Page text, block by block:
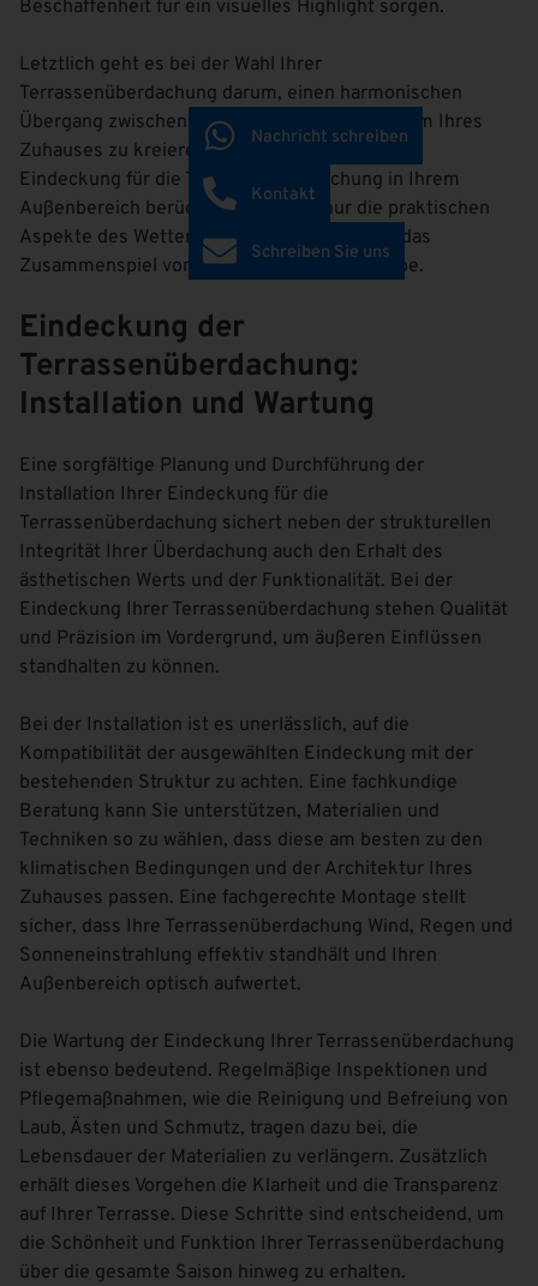
Beschaffenheit für ein visuelles Highlight sorgen.
Letztlich geht es bei der Wahl Ihrer
Terrassenüberdachung darum, einen harmonischen
Übergang zwischen dem Innen- und Außenraum Ihres
Zuhauses zu kreieren. Eine maßgeschneiderte
Eindeckung für die Terrassenüberdachung in Ihrem
Außenbereich berücksichtigt nicht nur die praktischen
Aspekte des Wetterschutzes, sondern auch das
Zusammenspiel von Licht, Schatten und Farbe.
Eindeckung der
Terrassenüberdachung:
Installation und Wartung
Eine sorgfältige Planung und Durchführung der
Installation Ihrer Eindeckung für die
Terrassenüberdachung sichert neben der strukturellen
Integrität Ihrer Überdachung auch den Erhalt des
ästhetischen Werts und der Funktionalität. Bei der
Eindeckung Ihrer Terrassenüberdachung stehen Qualität
und Präzision im Vordergrund, um äußeren Einflüssen
standhalten zu können.
Bei der Installation ist es unerlässlich, auf die
Kompatibilität der ausgewählten Eindeckung mit der
bestehenden Struktur zu achten. Eine fachkundige
Beratung kann Sie unterstützen, Materialien und
Techniken so zu wählen, dass diese am besten zu den
klimatischen Bedingungen und der Architektur Ihres
Zuhauses passen. Eine fachgerechte Montage stellt
sicher, dass Ihre Terrassenüberdachung Wind, Regen und
Sonneneinstrahlung effektiv standhält und Ihren
Außenbereich optisch aufwertet.
Die Wartung der Eindeckung Ihrer Terrassenüberdachung
ist ebenso bedeutend. Regelmäßige Inspektionen und
Pflegemaßnahmen, wie die Reinigung und Befreiung von
Laub, Ästen und Schmutz, tragen dazu bei, die
Lebensdauer der Materialien zu verlängern. Zusätzlich
erhält dieses Vorgehen die Klarheit und die Transparenz
auf Ihrer Terrasse. Diese Schritte sind entscheidend, um
die Schönheit und Funktion Ihrer Terrassenüberdachung
über die gesamte Saison hinweg zu erhalten.
Nachricht schreiben
Kontakt
Schreiben Sie uns